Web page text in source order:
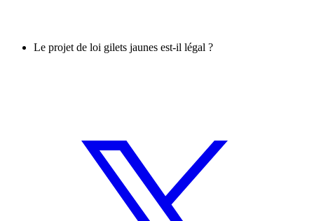
Le projet de loi gilets jaunes est-il légal ?